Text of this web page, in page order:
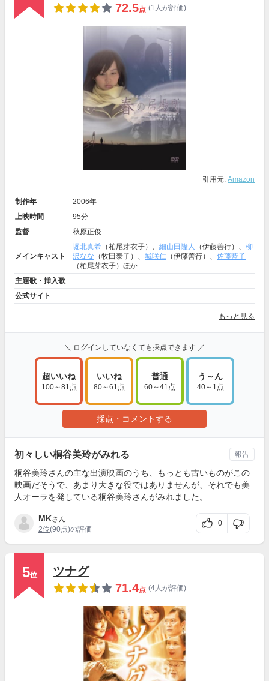
72.5点 (1人が評価)
引用元: Amazon
制作年
2006年
上映時間
95分
監督
秋原正俊
メインキャスト
堀北真希 （柏尾芽衣子）、 細山田隆人 （伊藤善行）、 柳
沢なな （牧田泰子）、 城咲仁 （伊藤善行）、 佐藤藍子
（柏尾芽衣子）ほか
主題歌・挿入歌
-
公式サイト
-
もっと見る
＼ ログインしていなくても採点できます ／
超いいね
100～81点
いいね
80～61点
普通
60～41点
う～ん
40～1点
採点・コメントする
初々しい桐谷美玲がみれる
桐谷美玲さんの主な出演映画のうち、もっとも古いものがこの
映画だそうで、あまり大きな役ではありませんが、それでも美
人オーラを発している桐谷美玲さんがみれました。
MKさん
2位(90点)の評価
0
報告
5位
ツナグ
71.4点 (4人が評価)